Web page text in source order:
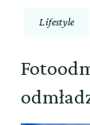
Lifestyle